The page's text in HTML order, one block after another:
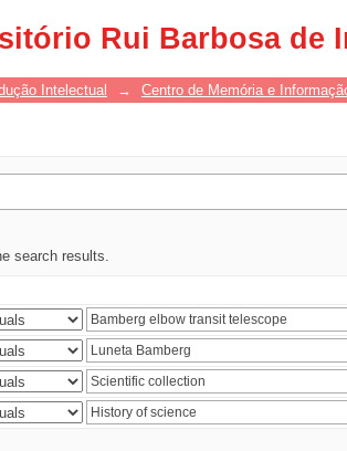
Rui Barbosa de
Intelectual → Centro de Memória e
search results.